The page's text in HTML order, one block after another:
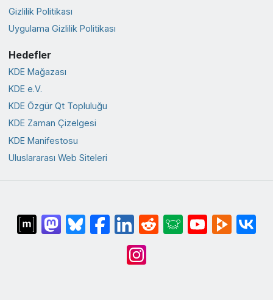
Gizlilik Politikası
Uygulama Gizlilik Politikası
Hedefler
KDE Mağazası
KDE e.V.
KDE Özgür Qt Topluluğu
KDE Zaman Çizelgesi
KDE Manifestosu
Uluslararası Web Siteleri